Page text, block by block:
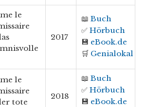
le
2017
📖 Buch
✅ Hörbuch
💾 eBook.de
🛒 Genialokal
le
tote
2018
📖 Buch
✅ Hörbuch
💾 eBook.de